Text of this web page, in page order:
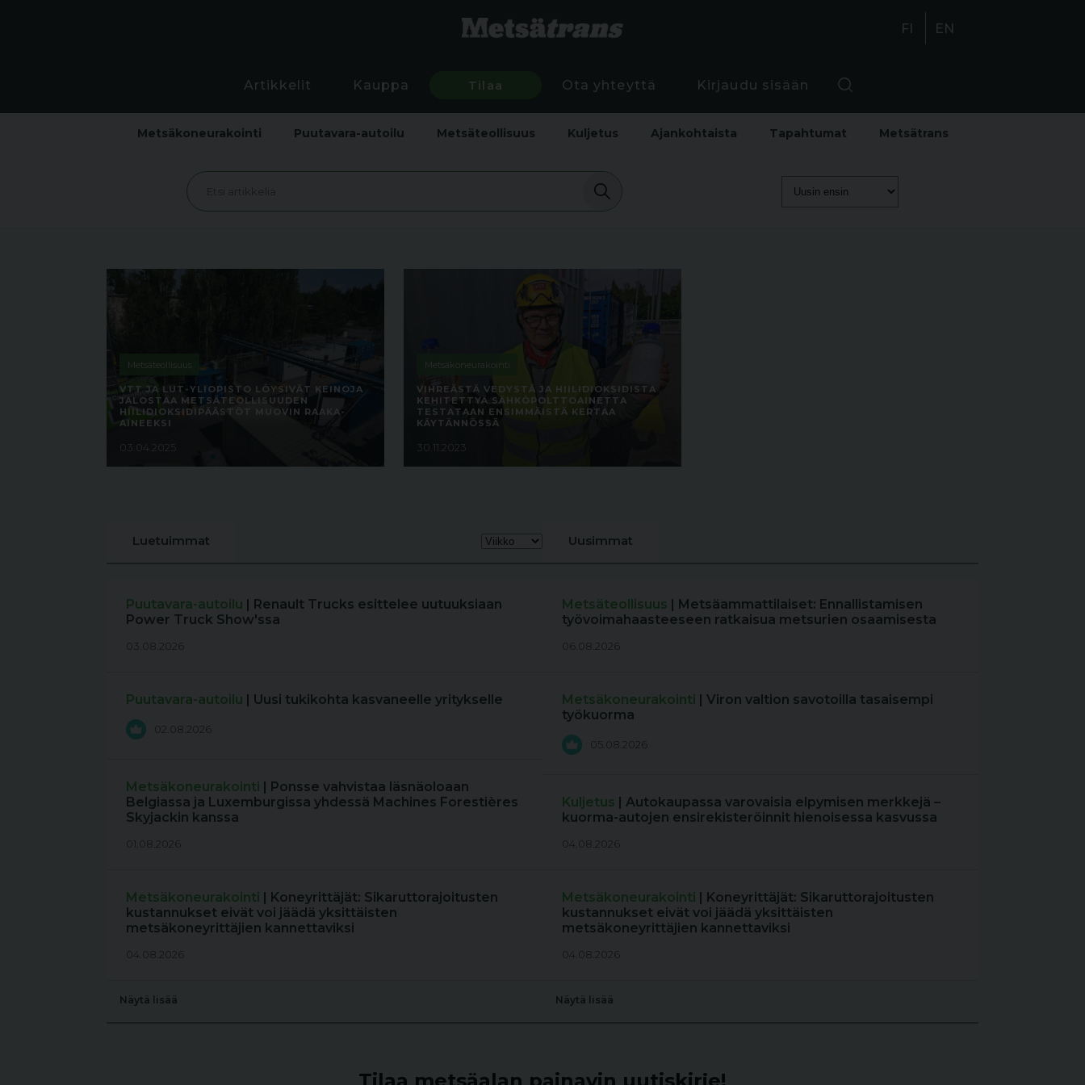
FI EN
Artikkelit Kauppa Tilaa Ota yhteyttä Kirjaudu sisään
Metsäkoneurakointi Puutavara-autoilu Metsäteollisuus Kuljetus Ajankohtaista Tapahtumat Metsätrans
Metsäteollisuus
VTT JA LUT-YLIOPISTO LÖYSIVÄT KEINOJA
JALOSTAA METSÄTEOLLISUUDEN
HIILIDIOKSIDIPÄÄSTÖT MUOVIN RAAKA-
AINEEKSI
03.04.2025
Metsäkoneurakointi
VIHREÄSTÄ VEDYSTÄ JA HIILIDIOKSIDISTA
KEHITETTYÄ SÄHKÖPOLTTOAINETTA
TESTATAAN ENSIMMÄISTÄ KERTAA
KÄYTÄNNÖSSÄ
30.11.2023
Luetuimmat
Puutavara-autoilu | Renault Trucks esittelee uutuuksiaan
Power Truck Show'ssa
03.08.2026
Puutavara-autoilu | Uusi tukikohta kasvaneelle yritykselle
02.08.2026
Metsäkoneurakointi | Ponsse vahvistaa läsnäoloaan
Belgiassa ja Luxemburgissa yhdessä Machines Forestières
Skyjackin kanssa
01.08.2026
Metsäkoneurakointi | Koneyrittäjät: Sikaruttorajoitusten
kustannukset eivät voi jäädä yksittäisten
metsäkoneyrittäjien kannettaviksi
04.08.2026
Näytä lisää
Uusimmat
Metsäteollisuus | Metsäammattilaiset: Ennallistamisen
työvoimahaasteeseen ratkaisua metsurien osaamisesta
06.08.2026
Metsäkoneurakointi | Viron valtion savotoilla tasaisempi
työkuorma
05.08.2026
Kuljetus | Autokaupassa varovaisia elpymisen merkkejä –
kuorma-autojen ensirekisteröinnit hienoisessa kasvussa
04.08.2026
Metsäkoneurakointi | Koneyrittäjät: Sikaruttorajoitusten
kustannukset eivät voi jäädä yksittäisten
metsäkoneyrittäjien kannettaviksi
04.08.2026
Näytä lisää
Tilaa metsäalan painavin uutiskirje!